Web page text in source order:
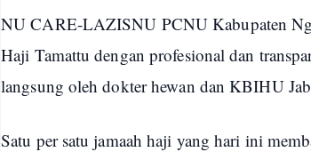
NU CARE-LAZISNU PCNU Kabupaten
Haji Tamattu dengan profesional dan
langsung oleh dokter hewan dan KBIHU
Satu per satu jamaah haji yang hari ini